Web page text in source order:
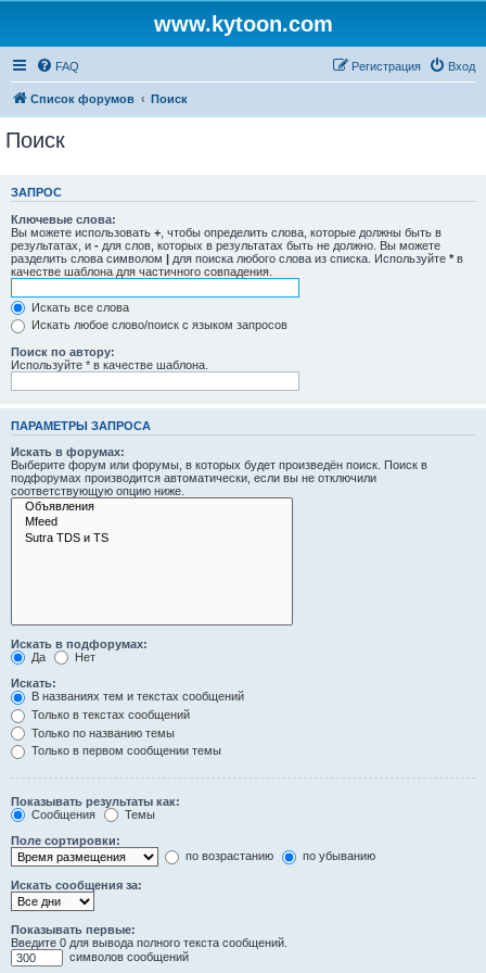
www.kytoon.com
FAQ Вход
Регистрация
Список форумов Поиск
Поиск
ЗАПРОС
Ключевые слова:
Вы можете использовать + , чтобы определить слова, которые должны быть в
результатах, и - для слов, которых в результатах быть не должно. Вы можете
разделить слова символом | для поиска любого слова из списка. Используйте * в
качестве шаблона для частичного совпадения.
Искать все слова
Искать любое слово/поиск с языком запросов
Поиск по автору:
Используйте * в качестве шаблона.
ПАРАМЕТРЫ ЗАПРОСА
Искать в форумах:
Выберите форум или форумы, в которых будет произведён поиск. Поиск в
подфорумах производится автоматически, если вы не отключили
соответствующую опцию ниже.
Искать в подфорумах:
Да
Нет
Искать:
В названиях тем и текстах сообщений
Только в текстах сообщений
Только по названию темы
Только в первом сообщении темы
Показывать результаты как:
Сообщения
Темы
Поле сортировки:
по возрастанию
по убыванию
Искать сообщения за:
Показывать первые:
Введите 0 для вывода полного текста сообщений.
символов сообщений